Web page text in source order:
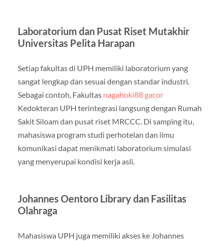
Laboratorium dan Pusat Riset Mutakhir
Universitas Pelita Harapan
Setiap fakultas di UPH memiliki laboratorium yang
sangat lengkap dan sesuai dengan standar industri.
Sebagai contoh, Fakultas nagahoki88 gacor
Kedokteran UPH terintegrasi langsung dengan Rumah
Sakit Siloam dan pusat riset MRCCC. Di samping itu,
mahasiswa program studi perhotelan dan ilmu
komunikasi dapat menikmati laboratorium simulasi
yang menyerupai kondisi kerja asli.
Johannes Oentoro Library dan Fasilitas
Olahraga
Mahasiswa UPH juga memiliki akses ke Johannes